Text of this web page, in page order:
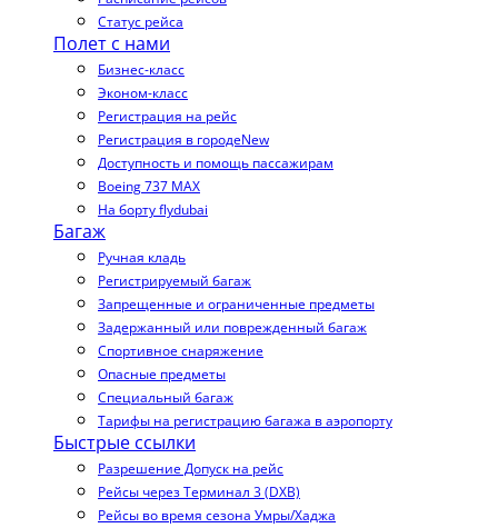
Статус рейса
Полет с нами
Бизнес-класс
Эконом-класс
Регистрация на рейс
Регистрация в городеNew
Доступность и помощь пассажирам
Boeing 737 MAX
На борту flydubai
Багаж
Ручная кладь
Регистрируемый багаж
Запрещенные и ограниченные предметы
Задержанный или поврежденный багаж
Спортивное снаряжение
Опасные предметы
Специальный багаж
Тарифы на регистрацию багажа в аэропорту
Быстрые ссылки
Разрешение Допуск на рейс
Рейсы через Терминал 3 (DXB)
Рейсы во время сезона Умры/Хаджа